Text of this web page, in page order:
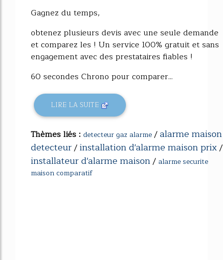
Gagnez du temps,
obtenez plusieurs devis avec une seule demande
et comparez les ! Un service 100% gratuit et sans
engagement avec des prestataires fiables !
60 secondes Chrono pour comparer...
LIRE LA SUITE
Thèmes liés : detecteur gaz alarme/alarme maison
detecteur/installation d'alarme maison prix/
installateur d'alarme maison/ alarme securite
maison comparatif